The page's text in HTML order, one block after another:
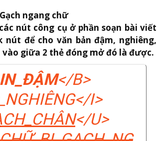
ngang chữ
nút công cụ ở phần soạn bài viết
để cho văn bản đậm, nghiêng,
vào giữa 2 thẻ đóng mở đó là được.
</B>
</I>
</U>